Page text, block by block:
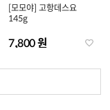
[모모야] 고항데스요
145g
7,800 원